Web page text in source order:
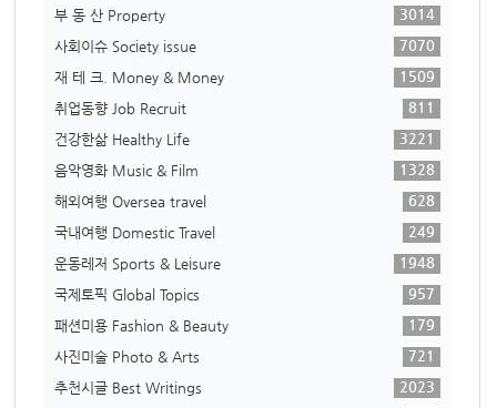
부 동 산 Property
3014
사회이슈 Society issue
7070
재 테 크. Money & Money
1509
취업동향 Job Recruit
811
건강한삶 Healthy Life
3221
음악영화 Music & Film
1328
해외여행 Oversea travel
628
국내여행 Domestic Travel
249
운동레저 Sports & Leisure
1948
국제토픽 Global Topics
957
패션미용 Fashion & Beauty
179
사진미술 Photo & Arts
721
추천시글 Best Writings
2023